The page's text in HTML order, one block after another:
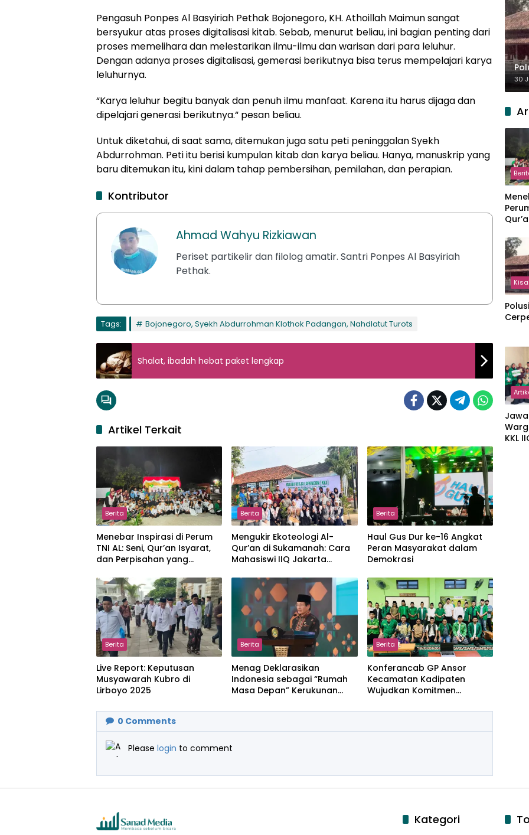
Pengasuh Ponpes Al Basyiriah Pethak Bojonegoro, KH. Athoillah Maimun sangat
bersyukur atas proses digitalisasi kitab. Sebab, menurut beliau, ini bagian penting dari
proses memelihara dan melestarikan ilmu-ilmu dan warisan dari para leluhur.
Dengan adanya proses digitalisasi, gemerasi berikutnya bisa terus mempelajari karya
leluhurnya.
“Karya leluhur begitu banyak dan penuh ilmu manfaat. Karena itu harus dijaga dan
dipelajari generasi berikutnya.“ pesan beliau.
Untuk diketahui, di saat sama, ditemukan juga satu peti peninggalan Syekh
Abdurrohman. Peti itu berisi kumpulan kitab dan karya beliau. Hanya, manuskrip yang
baru ditemukan itu, kini dalam tahap pembersihan, pemilahan, dan perapian.
Kontributor
Ahmad Wahyu Rizkiawan
Periset partikelir dan filolog amatir. Santri Ponpes Al Basyiriah
Pethak.
Tags: Bojonegoro, Syekh Abdurrohman Klothok Padangan, Nahdlatut Turots
Shalat, ibadah hebat paket lengkap
Artikel Terkait
Berita
Menebar Inspirasi di Perum
TNI AL: Seni, Qur’an Isyarat,
dan Perpisahan yang
Berita
Mengukir Ekoteologi Al-
Qur’an di Sukamanah: Cara
Mahasiswi IIQ Jakarta
Berita
Haul Gus Dur ke-16 Angkat
Peran Masyarakat dalam
Demokrasi
Berita
Live Report: Keputusan
Musyawarah Kubro di
Lirboyo 2025
Berita
Menag Deklarasikan
Indonesia sebagai “Rumah
Masa Depan” Kerukunan
Berita
Konferancab GP Ansor
Kecamatan Kadipaten
Wujudkan Komitmen
0 Comments
Please login to comment
30
KKL
Kategori